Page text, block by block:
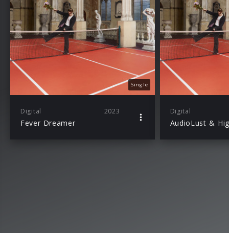
Single
Digital 2023
Fever Dreamer
Digital
AudioLust &